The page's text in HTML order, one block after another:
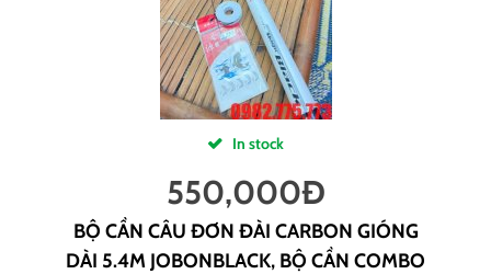
In stock
550,000Đ
BỘ CẦN CÂU ĐƠN ĐÀI CARBON GIÓNG
DÀI 5.4M JOBONBLACK, BỘ CẦN COMBO